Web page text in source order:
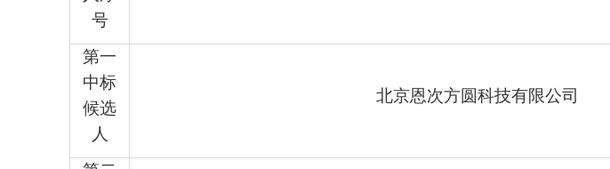
号
第一
中标
候选
人
北京恩次方圆科技有限公司